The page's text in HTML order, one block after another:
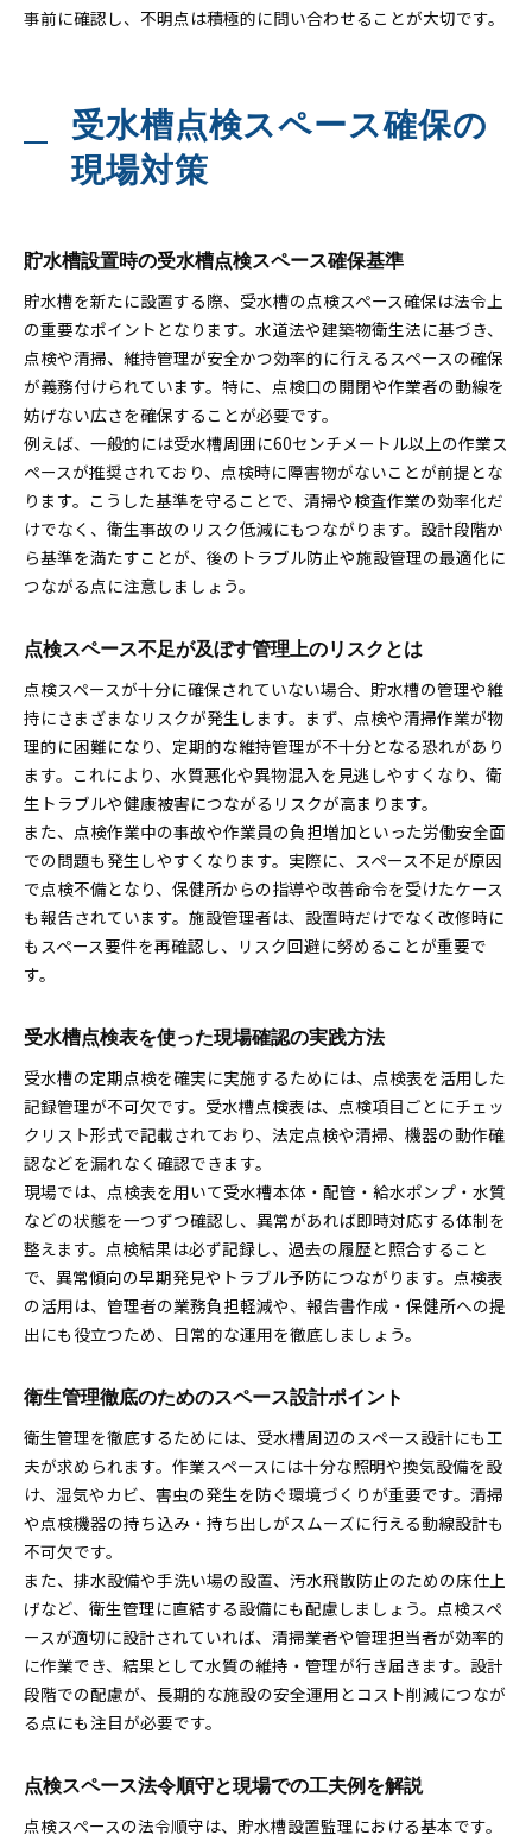
事前に確認し、不明点は積極的に問い合わせることが大切です。
受水槽点検スペース確保の
現場対策
貯水槽設置時の受水槽点検スペース確保基準
貯水槽を新たに設置する際、受水槽の点検スペース確保は法令上
の重要なポイントとなります。水道法や建築物衛生法に基づき、
点検や清掃、維持管理が安全かつ効率的に行えるスペースの確保
が義務付けられています。特に、点検口の開閉や作業者の動線を
妨げない広さを確保することが必要です。
例えば、一般的には受水槽周囲に60センチメートル以上の作業ス
ペースが推奨されており、点検時に障害物がないことが前提とな
ります。こうした基準を守ることで、清掃や検査作業の効率化だ
けでなく、衛生事故のリスク低減にもつながります。設計段階か
ら基準を満たすことが、後のトラブル防止や施設管理の最適化に
つながる点に注意しましょう。
点検スペース不足が及ぼす管理上のリスクとは
点検スペースが十分に確保されていない場合、貯水槽の管理や維
持にさまざまなリスクが発生します。まず、点検や清掃作業が物
理的に困難になり、定期的な維持管理が不十分となる恐れがあり
ます。これにより、水質悪化や異物混入を見逃しやすくなり、衛
生トラブルや健康被害につながるリスクが高まります。
また、点検作業中の事故や作業員の負担増加といった労働安全面
での問題も発生しやすくなります。実際に、スペース不足が原因
で点検不備となり、保健所からの指導や改善命令を受けたケース
も報告されています。施設管理者は、設置時だけでなく改修時に
もスペース要件を再確認し、リスク回避に努めることが重要で
す。
受水槽点検表を使った現場確認の実践方法
受水槽の定期点検を確実に実施するためには、点検表を活用した
記録管理が不可欠です。受水槽点検表は、点検項目ごとにチェッ
クリスト形式で記載されており、法定点検や清掃、機器の動作確
認などを漏れなく確認できます。
現場では、点検表を用いて受水槽本体・配管・給水ポンプ・水質
などの状態を一つずつ確認し、異常があれば即時対応する体制を
整えます。点検結果は必ず記録し、過去の履歴と照合すること
で、異常傾向の早期発見やトラブル予防につながります。点検表
の活用は、管理者の業務負担軽減や、報告書作成・保健所への提
出にも役立つため、日常的な運用を徹底しましょう。
衛生管理徹底のためのスペース設計ポイント
衛生管理を徹底するためには、受水槽周辺のスペース設計にも工
夫が求められます。作業スペースには十分な照明や換気設備を設
け、湿気やカビ、害虫の発生を防ぐ環境づくりが重要です。清掃
や点検機器の持ち込み・持ち出しがスムーズに行える動線設計も
不可欠です。
また、排水設備や手洗い場の設置、汚水飛散防止のための床仕上
げなど、衛生管理に直結する設備にも配慮しましょう。点検スペ
ースが適切に設計されていれば、清掃業者や管理担当者が効率的
に作業でき、結果として水質の維持・管理が行き届きます。設計
段階での配慮が、長期的な施設の安全運用とコスト削減につなが
る点にも注目が必要です。
点検スペース法令順守と現場での工夫例を解説
点検スペースの法令順守は、貯水槽設置監理における基本です。